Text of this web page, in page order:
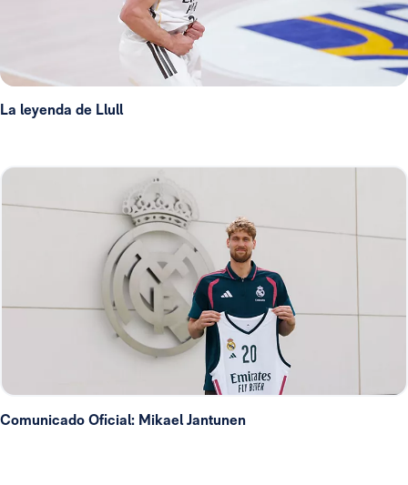
La leyenda de Llull
Comunicado Oficial: Mikael Jantunen